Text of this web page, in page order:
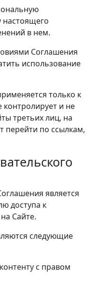
настоящего
в нем.
Соглашения
использование
только к
и не
третьих лиц, на
перейти по ссылкам,
является
доступа к
Сайте.
следующие
с правом